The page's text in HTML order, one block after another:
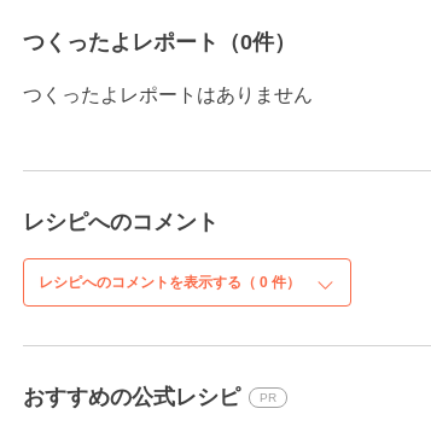
つくったよレポート（0件）
つくったよレポートはありません
レシピへのコメント
レシピへのコメントを表示する（ 0 件）
おすすめの公式レシピ PR